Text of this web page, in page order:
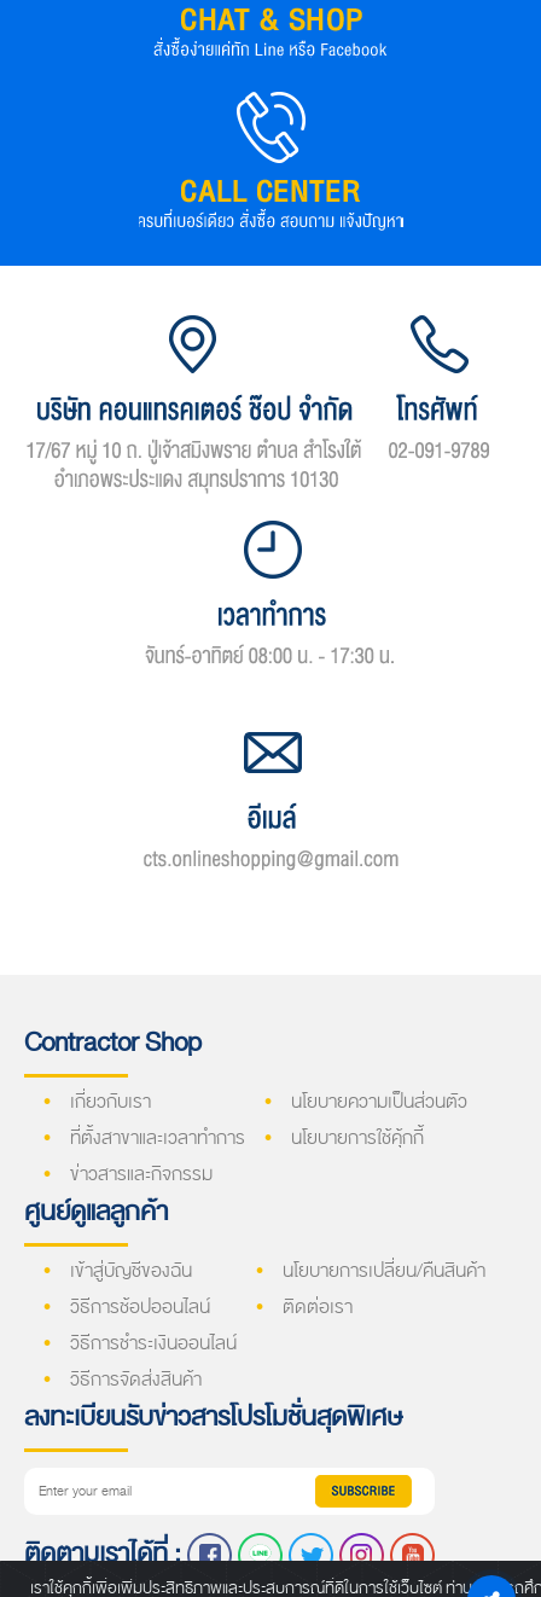
Contractor Shop
เกี่ยวกับเรา
ที่ตั้งสาขาและเวลาทำการ
ข่าวสารและกิจกรรม
นโยบายความเป็นส่วนตัว
นโยบายการใช้คุ้กกี้
ศูนย์ดูแลลูกค้า
เข้าสู่บัญชีของฉัน
วิธีการช้อปออนไลน์
วิธีการชำระเงินออนไลน์
วิธีการจัดส่งสินค้า
นโยบายการเปลี่ยน/คืนสินค้า
ติดต่อเรา
ลงทะเบียนรับข่าวสารโปรโมชั่นสุดพิเศษ
ติดตามเราได้ที่ :
เราใช้คุกกี้เพื่อเพิ่มประสิทธิภาพและประสบการณ์ที่ดีในการใช้เว็บไซต์ ท่านสามารถศึ